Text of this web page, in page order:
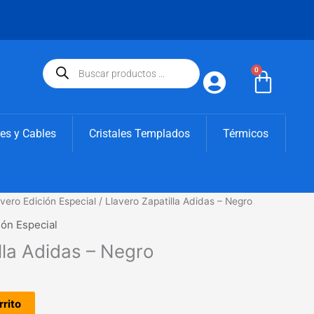
Búsqueda
de
productos
0
y Cables Cristales Templados Térmicos
Edición Especial / Llavero Zapatilla Adidas – Negro
Especial
Adidas – Negro